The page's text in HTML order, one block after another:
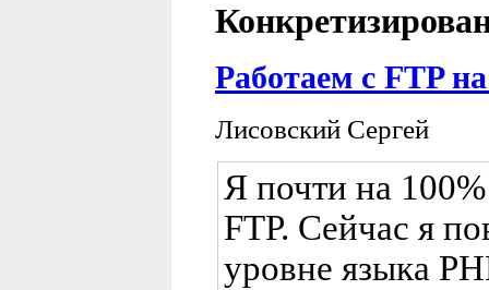
Работаем с FTP
Лисовский Сергей
Я почти на
FTP. Сейчас я
уровне языка